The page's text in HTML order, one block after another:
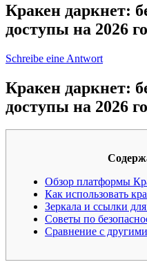
Кракен даркнет:
доступы на 2026
Schreibe eine Antwort
Кракен даркнет:
доступы на 2026
Обзор платформы
Как использовать
Зеркала и ссылки
Советы по
Сравнение с